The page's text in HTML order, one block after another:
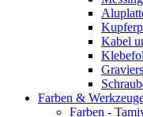
Kabel
Farben &
Farben -